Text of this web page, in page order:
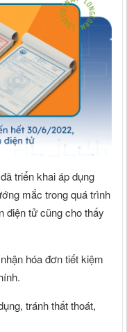
triển khai áp dụng
mắc trong quá trình
điện tử cũng cho thấy
hóa đơn tiết kiệm
tránh thất thoát,